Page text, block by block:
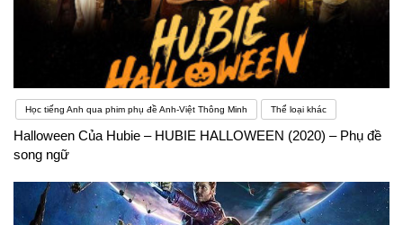
Học tiếng Anh qua phim phụ đề Anh-Việt Thông Minh Thể loại khác
Halloween Của Hubie – HUBIE HALLOWEEN (2020) – Phụ đề
song ngữ